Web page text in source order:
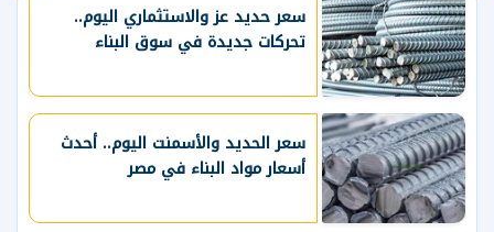
سعر حديد عز والاستثماري اليوم..
تحركات جديدة في سوق البناء
سعر الحديد والأسمنت اليوم.. أحدث
أسعار مواد البناء في مصر